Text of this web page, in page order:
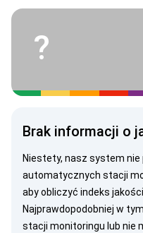
?
Brak informacji o
Niestety, nasz system
automatycznych stacji
aby obliczyć indeks
Najprawdopodobniej w
stacji monitoringu lub nie